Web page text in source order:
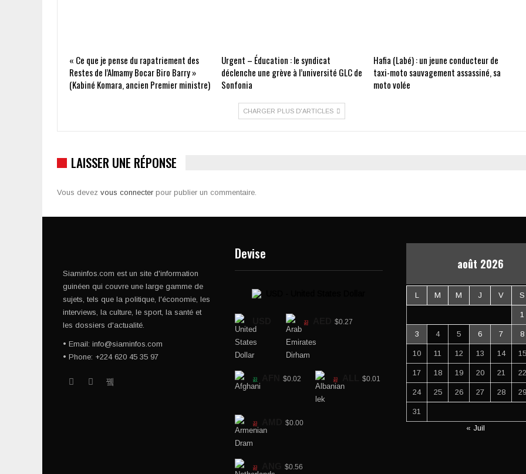
« Ce que je pense du rapatriement des
Restes de l’Almamy Bocar Biro Barry »
(Kabiné Komara, ancien Premier ministre)
Urgent – Éducation : le syndicat
déclenche une grève à l’université GLC de
Sonfonia
Hafia (Labé) : un jeune conducteur de
taxi-moto sauvagement assassiné, sa
moto volée
CHARGER PLUS D'ARTICLES
LAISSER UNE RÉPONSE
Vous devez vous connecter pour publier un commentaire.
Siaminfos.com est un site d'information
guinéen qui couvre une large gamme de
sujets, tels que la politique, l'économie, les
interviews, la culture, le sport, la santé et
les dossiers d'actualité.
• Email: info@siaminfos.com
• Phone: +224 620 45 35 97
Devise
$0.27
$0.02 $0.01
$0.00
$0.56
août 2026
L M M J V S
1
3 4 5 6 7 8
10 11 12 13 14 15
17 18 19 20 21 22
24 25 26 27 28 29
31
« Juil